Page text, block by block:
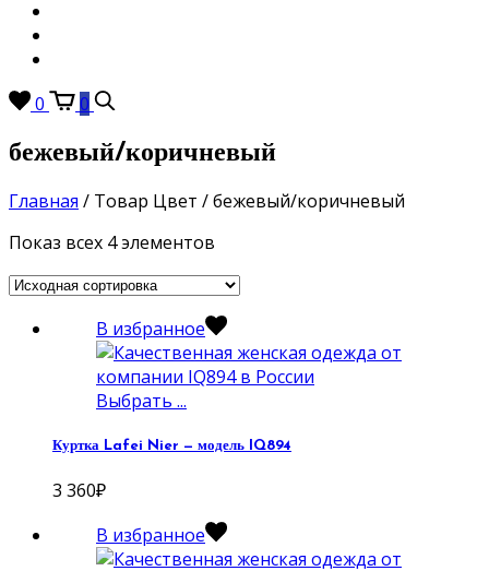
0
0
бежевый/коричневый
Главная / Товар Цвет /бежевый/коричневый
Показ всех 4 элементов
В избранное
Выбрать ...
Куртка Lafei Nier — модель IQ894
3 360₽
В избранное